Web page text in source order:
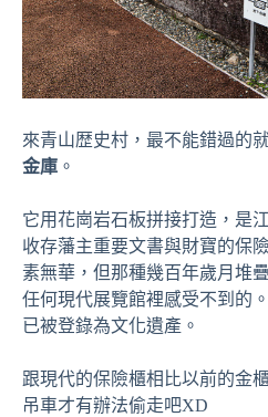
來青山歴史村，最不能錯過的
金庫 。
它用花崗岩石板拼接打造，是
收存藩主重要文書與財寶的保
素無華，但那種幾百年歲月堆
任何現代展覽館裡感受不到的
已被登錄為文化遺產。
跟現代的保險櫃相比以前的金
吊車才有辦法偷走吧XD